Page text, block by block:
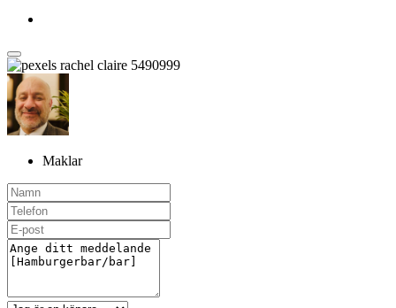
Maklar